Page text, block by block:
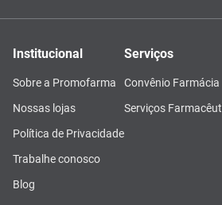
Institucional
Sobre a Promofarma
Nossas lojas
Política de Privacidade
Trabalhe conosco
Blog
Serviços
Convênio Farmácia
Serviços